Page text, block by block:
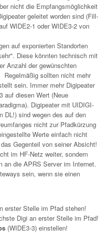
nicht die Empfangsmöglichkeit
geleitet worden sind (Fill-
WIDE2-1 oder WIDE3-2 von
auf exponierten Standorten
Diese könnten technisch mit
Anzahl der gewünschten
Regelmäßig sollten nicht mehr
sein. Immer mehr Digipeater
auf diesen Wert (Neue
Digipeater mit UIDIGI-
DL!) sind wegen des auf den
nicht zur Pfadkürzung
Werte einfach nicht
Gegenteil von seiner Absicht!
im HF-Netz weiter, sondern
an die APRS Server im Internet.
sein, wenn sie einen
erster Stelle im Pfad stehen!
Digi an erster Stelle im Pfad!
(WIDE3-3) einstellen!